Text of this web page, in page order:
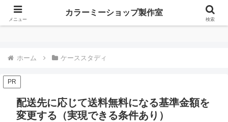
カラーミーショップ製作室
ホーム ケーススタディ
PR
配送先に応じて送料無料になる基準金額を
変更する（実現できる条件あり）
メニュー
カラーミーショップ製作室
検索